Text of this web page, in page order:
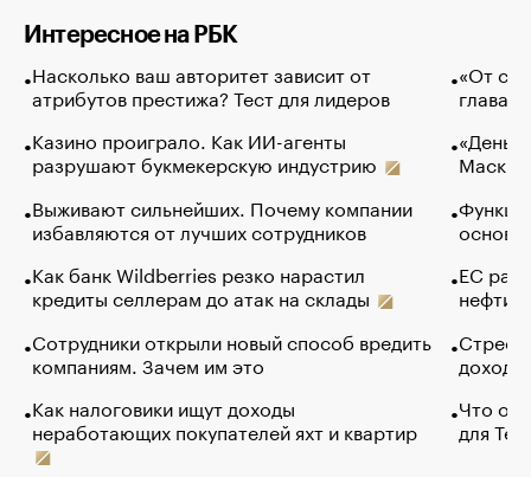
Интересное на РБК
Насколько ваш авторитет зависит от
атрибутов престижа? Тест для лидеров
Казино проиграло. Как ИИ-агенты
разрушают букмекерскую индустрию
Выживают сильнейших. Почему компании
избавляются от лучших сотрудников
Как банк Wildberries резко нарастил
кредиты селлерам до атак на склады
Сотрудники открыли новый способ вредить
компаниям. Зачем им это
Как налоговики ищут доходы
неработающих покупателей яхт и квартир
«От
глава
Маск в
основ
ЕС
нефти
Что
для